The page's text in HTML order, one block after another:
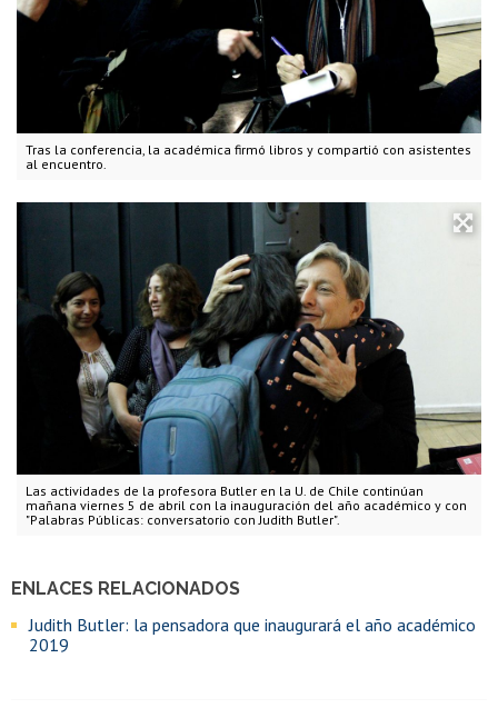
Tras la conferencia, la académica firmó libros y compartió con asistentes
al encuentro.
Las actividades de la profesora Butler en la U. de Chile continúan
mañana viernes 5 de abril con la inauguración del año académico y con
"Palabras Públicas: conversatorio con Judith Butler".
ENLACES RELACIONADOS
Judith Butler: la pensadora que inaugurará el año académico
2019